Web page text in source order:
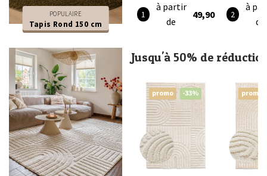
POPULAIRE
Tapis Rond 150 cm
à partir
de
49,90
à
de
Jusqu'à 50% de
promo -33% promo